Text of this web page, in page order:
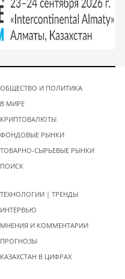
ОБЩЕСТВО И ПОЛИТИКА
В МИРЕ
КРИПТОВАЛЮТЫ
ФОНДОВЫЕ РЫНКИ
ТОВАРНО-СЫРЬЕВЫЕ РЫНКИ
ПОИСК
ТЕХНОЛОГИИ | ТРЕНДЫ
ИНТЕРВЬЮ
МНЕНИЯ И КОММЕНТАРИИ
ПРОГНОЗЫ
КАЗАХСТАН В ЦИФРАХ